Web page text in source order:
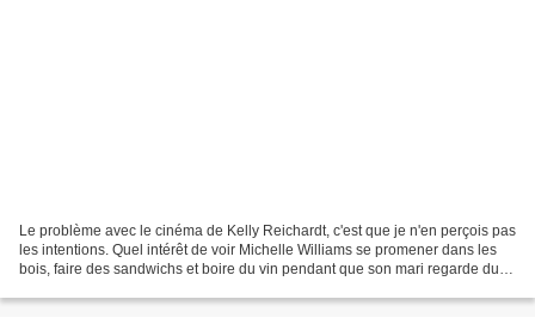
Le problème avec le cinéma de Kelly Reichardt, c'est que je n'en perçois pas
les intentions. Quel intérêt de voir Michelle Williams se promener dans les
bois, faire des sandwichs et boire du vin pendant que son mari regarde du